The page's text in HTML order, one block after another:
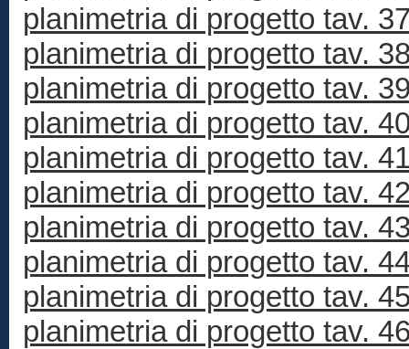
planimetria di progetto tav.
planimetria di progetto tav.
planimetria di progetto tav.
planimetria di progetto tav.
planimetria di progetto tav.
planimetria di progetto tav.
planimetria di progetto tav.
planimetria di progetto tav.
planimetria di progetto tav.
planimetria di progetto tav.